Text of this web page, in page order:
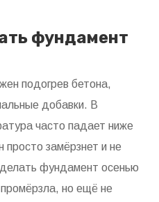
фундамент
подогрев бетона,
добавки. В
часто падает ниже
просто замёрзнет и не
фундамент осенью
промёрзла, но ещё не